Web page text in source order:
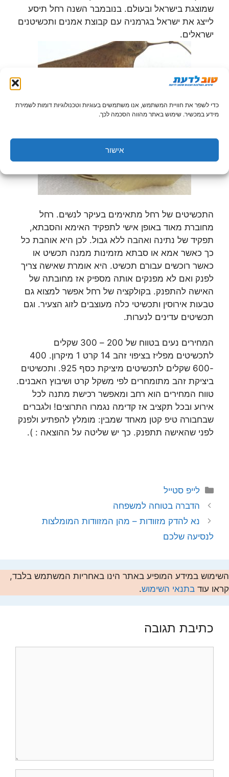
כדי לשפר את חוויית המשתמש, אנו משתמשים בעוגיות וטכנולוגיות דומות לשמירת
מידע במכשיר. שימוש באתר מהווה הסכמה לכך.
אישור
שמוצגת בישראל ובעולם. בנובמבר השנה רחל תיסע
לייצג את ישראל בגרמניה עם קבוצת אמנים ותכשיטנים
ישראלים.
התכשיטים של רחל מתאימים בעיקר לנשים. רחל
מחוברת מאוד באופן אישי לתפקיד האימא והסבתא,
תפקיד של נתינה ואהבה ללא גבול. לכן היא אוהבת כל
כך כאשר אמא או סבתא מזמינות ממנה תכשיט או
כאשר רוכשים עבורם תכשיט. היא אומרת שאישה צריך
לפנק ואם לא מפנקים אותה מספיק אז מחובתה של
האישה להתפנק. בקולקציה של רחל אפשר למצוא גם
טבעות אירוסין ותכשיטי כלה מעוצבים לזוג הצעיר. וגם
תכשיטים עדינים לנערות.
המחירים נעים בטווח של 200 – 300 שקלים
לתכשיטים מפליז בציפוי זהב 14 קרט 1 מיקרון. 400
-600 שקלים לתכשיטים מיציקת כסף 925. ותכשיטים
ביציקת זהב מתומחרים לפי משקל קרט ושיבוץ האבנים.
טווח המחירים הוא רחב ומאפשר רכישת מתנה לכל
אירוע ובכל תקציב אז קדימה נגמרו התרוצים! ולגברים
שבחבורה טיפ קטן מאחד שמבין: מומלץ להפתיע ולפנק
לפני שהאישה תתפנק. כך יש שליטה על ההוצאה : ).
קטגוריות
לייפ סטייל
הדברה בטוחה למשפחה
נא להדק מזוודות – מהן המזוודות המומלצות
לנסיעה שלכם
השימוש במידע המופיע באתר הינו באחריות המשתמש בלבד,
קראו עוד בתנאי השימוש.
כתיבת תגובה